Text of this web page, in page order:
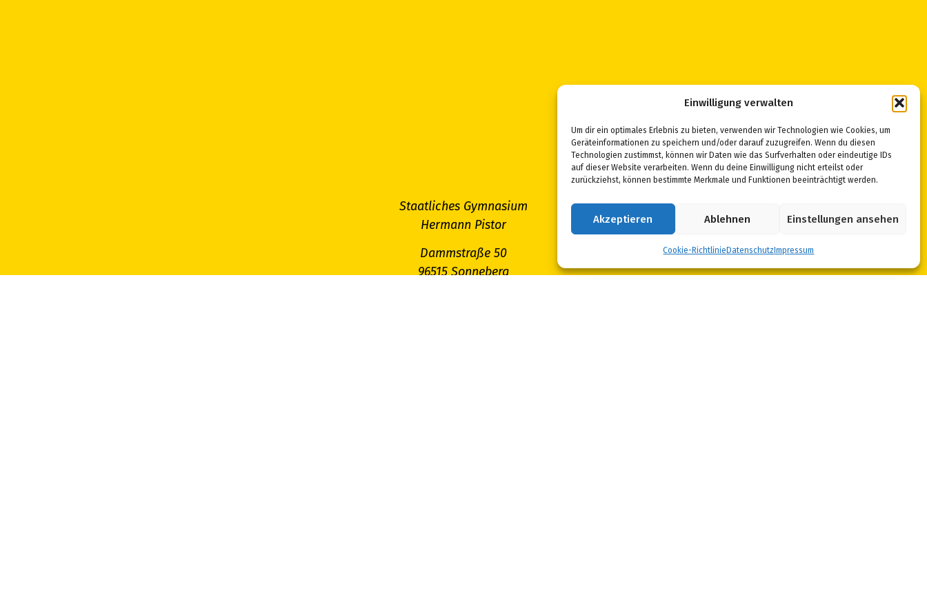
Einwilligung verwalten
Um dir ein optimales Erlebnis zu bieten, verwenden wir Technologien wie Cookies, um
Geräteinformationen zu speichern und/oder darauf zuzugreifen. Wenn du diesen
Technologien zustimmst, können wir Daten wie das Surfverhalten oder eindeutige IDs
auf dieser Website verarbeiten. Wenn du deine Einwilligung nicht erteilst oder
zurückziehst, können bestimmte Merkmale und Funktionen beeinträchtigt werden.
Akzeptieren Ablehnen Einstellungen ansehen
Cookie-Richtlinie Datenschutz Impressum
Staatliches Gymnasium
Hermann Pistor
Dammstraße 50
96515 Sonneberg